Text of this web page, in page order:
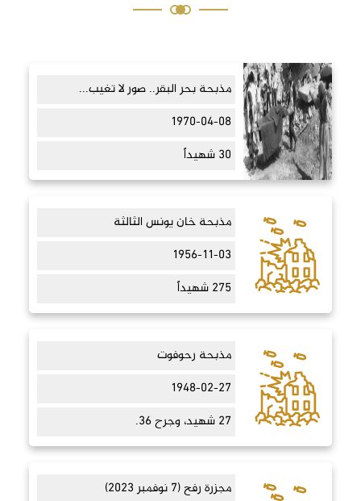
مذبحة بحر البقر.. صور لا تغيب...
1970-04-08
30 شهيداً
مذبحة خان يونس الثالثة
1956-11-03
275 شهيداً
مذبحة رحوفوت
1948-02-27
27 شهيد، وجرح 36.
مجزرة رفح (7 نوفمبر 2023)